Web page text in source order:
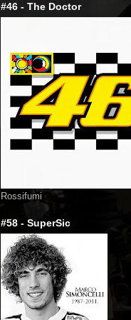
#46 - The Doctor
Rossifumi
#58 - SuperSic